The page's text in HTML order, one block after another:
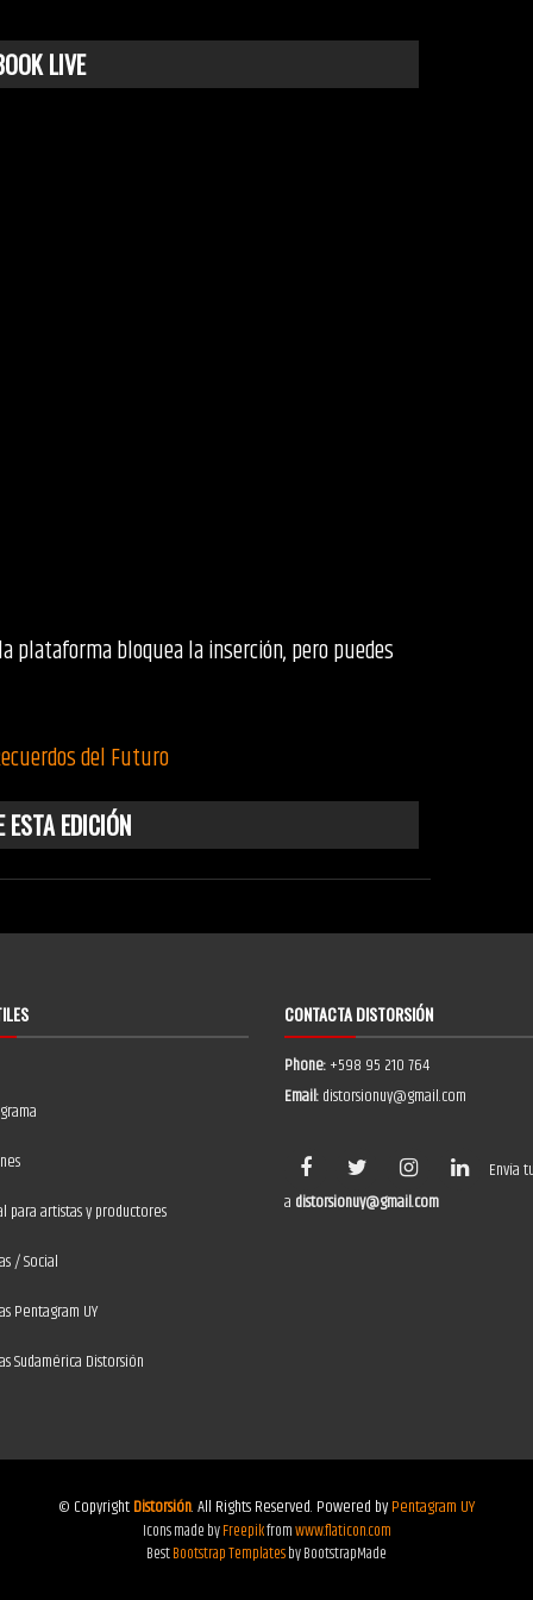
LIVE
plataforma bloquea la inserción, pero puedes
del Futuro
ESTA EDICIÓN
para artistas y productores
/ Social
Pentagram UY
Sudamérica Distorsión
CONTACTA DISTORSIÓN
Phone:+598 95 210 764
Email:distorsionuy@gmail.com
Envía
a distorsionuy@gmail.com
© CopyrightDistorsión. All Rights Reserved. Powered byPentagram UY
Icons made byFreepikfromwww.flaticon.com
BestBootstrap Templatesby BootstrapMade